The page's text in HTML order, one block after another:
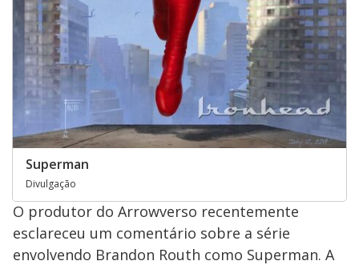
Superman
Divulgação
O produtor do Arrowverso recentemente
esclareceu um comentário sobre a série
envolvendo Brandon Routh como Superman. A